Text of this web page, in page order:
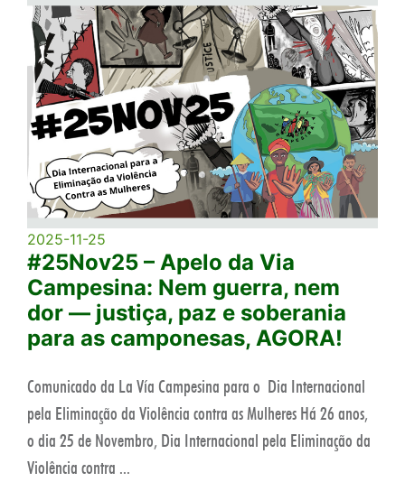
2025-11-25
#25Nov25 – Apelo da Via
Campesina: Nem guerra, nem
dor — justiça, paz e soberania
para as camponesas, AGORA!
Comunicado da La Vía Campesina para o Dia Internacional
pela Eliminação da Violência contra as Mulheres Há 26 anos,
o dia 25 de Novembro, Dia Internacional pela Eliminação da
Violência contra ...